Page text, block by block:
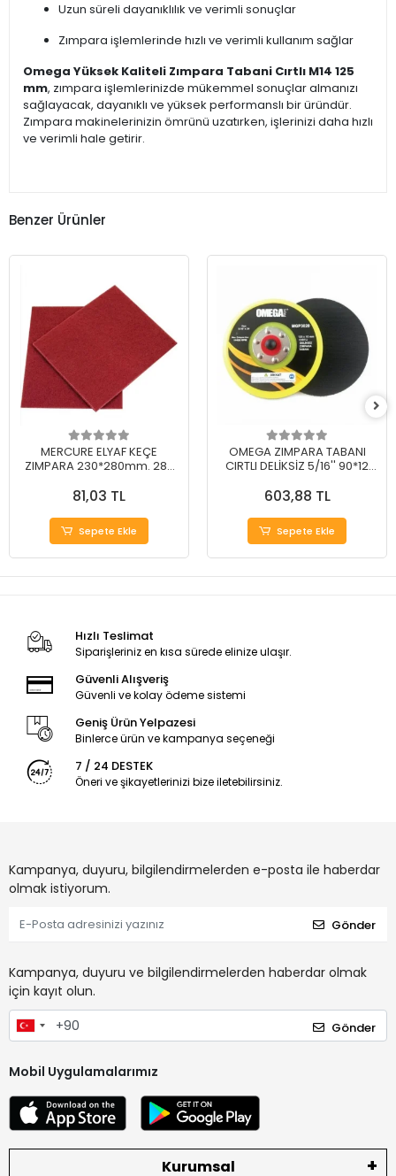
Uzun süreli dayanıklılık ve verimli sonuçlar
Zımpara işlemlerinde hızlı ve verimli kullanım sağlar
Omega Yüksek Kaliteli Zımpara Tabani Cırtlı M14 125
mm, zımpara işlemlerinizde mükemmel sonuçlar almanızı
sağlayacak, dayanıklı ve yüksek performanslı bir üründür.
Zımpara makinelerinizin ömrünü uzatırken, işlerinizi daha hızlı
ve verimli hale getirir.
Benzer Ürünler
MERCURE ELYAF KEÇE
ZIMPARA 230*280mm. 280
81,03 TL
Sepete Ekle
OMEGA ZIMPARA TABANI
CIRTLI DELİKSİZ 5/16'' 90*12
603,88 TL
Sepete Ekle
Hızlı Teslimat
Siparişleriniz en kısa sürede elinize ulaşır.
Güvenli Alışveriş
Güvenli ve kolay ödeme sistemi
Geniş Ürün Yelpazesi
Binlerce ürün ve kampanya seçeneği
7 / 24 DESTEK
Öneri ve şikayetlerinizi bize iletebilirsiniz.
Kampanya, duyuru, bilgilendirmelerden e-posta ile haberdar
olmak istiyorum.
Gönder
Kampanya, duyuru ve bilgilendirmelerden haberdar olmak
için kayıt olun.
Gönder
Mobil Uygulamalarımız
Kurumsal